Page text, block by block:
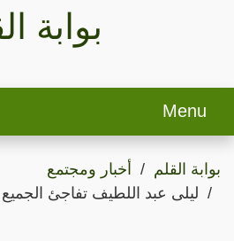
بوابة
Menu
بوابة القلم
أخبار ومجتمع
ليلى عبد اللطيف تفاجئ